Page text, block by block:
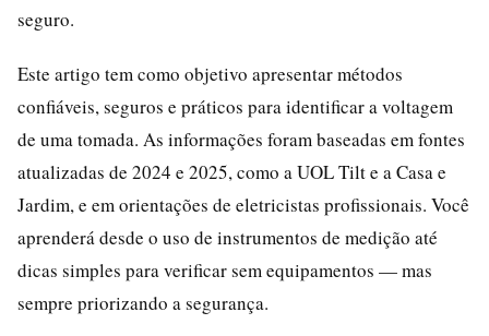
seguro.
Este artigo tem como objetivo apresentar métodos
confiáveis, seguros e práticos para identificar a voltagem
de uma tomada. As informações foram baseadas em fontes
atualizadas de 2024 e 2025, como a UOL Tilt e a Casa e
Jardim, e em orientações de eletricistas profissionais. Você
aprenderá desde o uso de instrumentos de medição até
dicas simples para verificar sem equipamentos — mas
sempre priorizando a segurança.